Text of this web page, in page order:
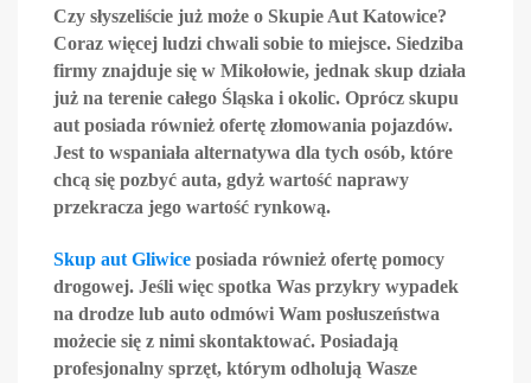
Czy słyszeliście już może o Skupie Aut Katowice?
Coraz więcej ludzi chwali sobie to miejsce. Siedziba
firmy znajduje się w Mikołowie, jednak skup działa
już na terenie całego Śląska i okolic. Oprócz skupu
aut posiada również ofertę złomowania pojazdów.
Jest to wspaniała alternatywa dla tych osób, które
chcą się pozbyć auta, gdyż wartość naprawy
przekracza jego wartość rynkową.
Skup aut Gliwice posiada również ofertę pomocy
drogowej. Jeśli więc spotka Was przykry wypadek
na drodze lub auto odmówi Wam posłuszeństwa
możecie się z nimi skontaktować. Posiadają
profesjonalny sprzęt, którym odholują Wasze